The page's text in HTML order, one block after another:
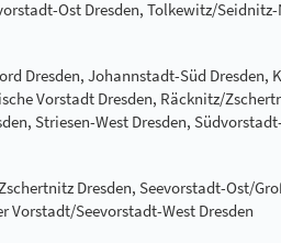
Ost Dresden, Tolkewitz/
Dresden, Johannstadt-Süd Dresden,
Vorstadt Dresden, Räcknitz/
Striesen-West Dresden,
Dresden, Seevorstadt-Ost/
Vorstadt/Seevorstadt-West Dresden